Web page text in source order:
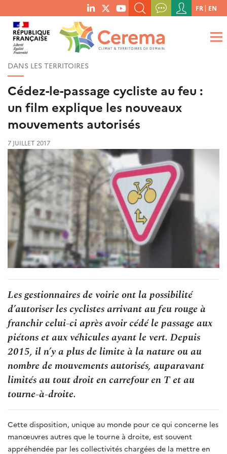
menu
social
links
RECHERCHER UN MOT-CLÉ, UNE PUBLICATION, ETC.
QUE RECHERCHEZ-VOUS ?
Menu
du
compte
de
FR EN
DANS LES TERRITOIRES
Cédez-le-passage cycliste au feu :
un film explique les nouveaux
mouvements autorisés
7 JUILLET 2017
Les gestionnaires de voirie ont la possibilité
d’autoriser les cyclistes arrivant au feu rouge à
franchir celui-ci après avoir cédé le passage aux
piétons et aux véhicules ayant le vert. Depuis
2015, il n’y a plus de limite à la nature ou au
nombre de mouvements autorisés, auparavant
limités au tout droit en carrefour en T et au
tourne-à-droite.
Cette disposition, unique au monde pour ce qui concerne les
manœuvres autres que le tourne à droite, est souvent
appréhendée par les collectivités chargées de la mettre en